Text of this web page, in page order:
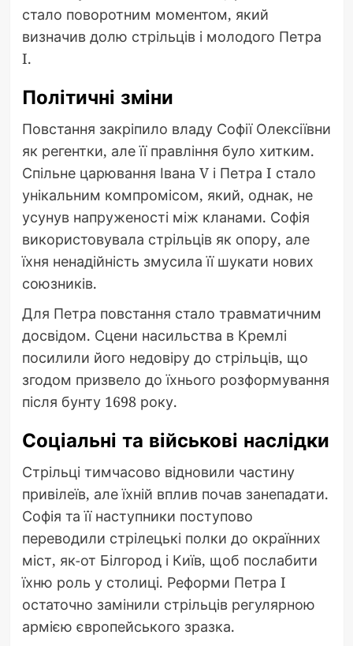
стало поворотним моментом, який
визначив долю стрільців і молодого Петра
I.
Політичні зміни
Повстання закріпило владу Софії Олексіївни
як регентки, але її правління було хитким.
Спільне царювання Івана V і Петра I стало
унікальним компромісом, який, однак, не
усунув напруженості між кланами. Софія
використовувала стрільців як опору, але
їхня ненадійність змусила її шукати нових
союзників.
Для Петра повстання стало травматичним
досвідом. Сцени насильства в Кремлі
посилили його недовіру до стрільців, що
згодом призвело до їхнього розформування
після бунту 1698 року.
Соціальні та військові наслідки
Стрільці тимчасово відновили частину
привілеїв, але їхній вплив почав занепадати.
Софія та її наступники поступово
переводили стрілецькі полки до окраїнних
міст, як-от Білгород і Київ, щоб послабити
їхню роль у столиці. Реформи Петра I
остаточно замінили стрільців регулярною
армією європейського зразка.